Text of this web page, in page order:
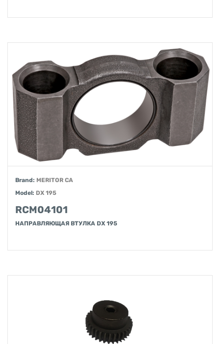
Brand: MERITOR CA
Model: DX 195
RCM04101
НАПРАВЛЯЮЩАЯ ВТУЛКА DX 195